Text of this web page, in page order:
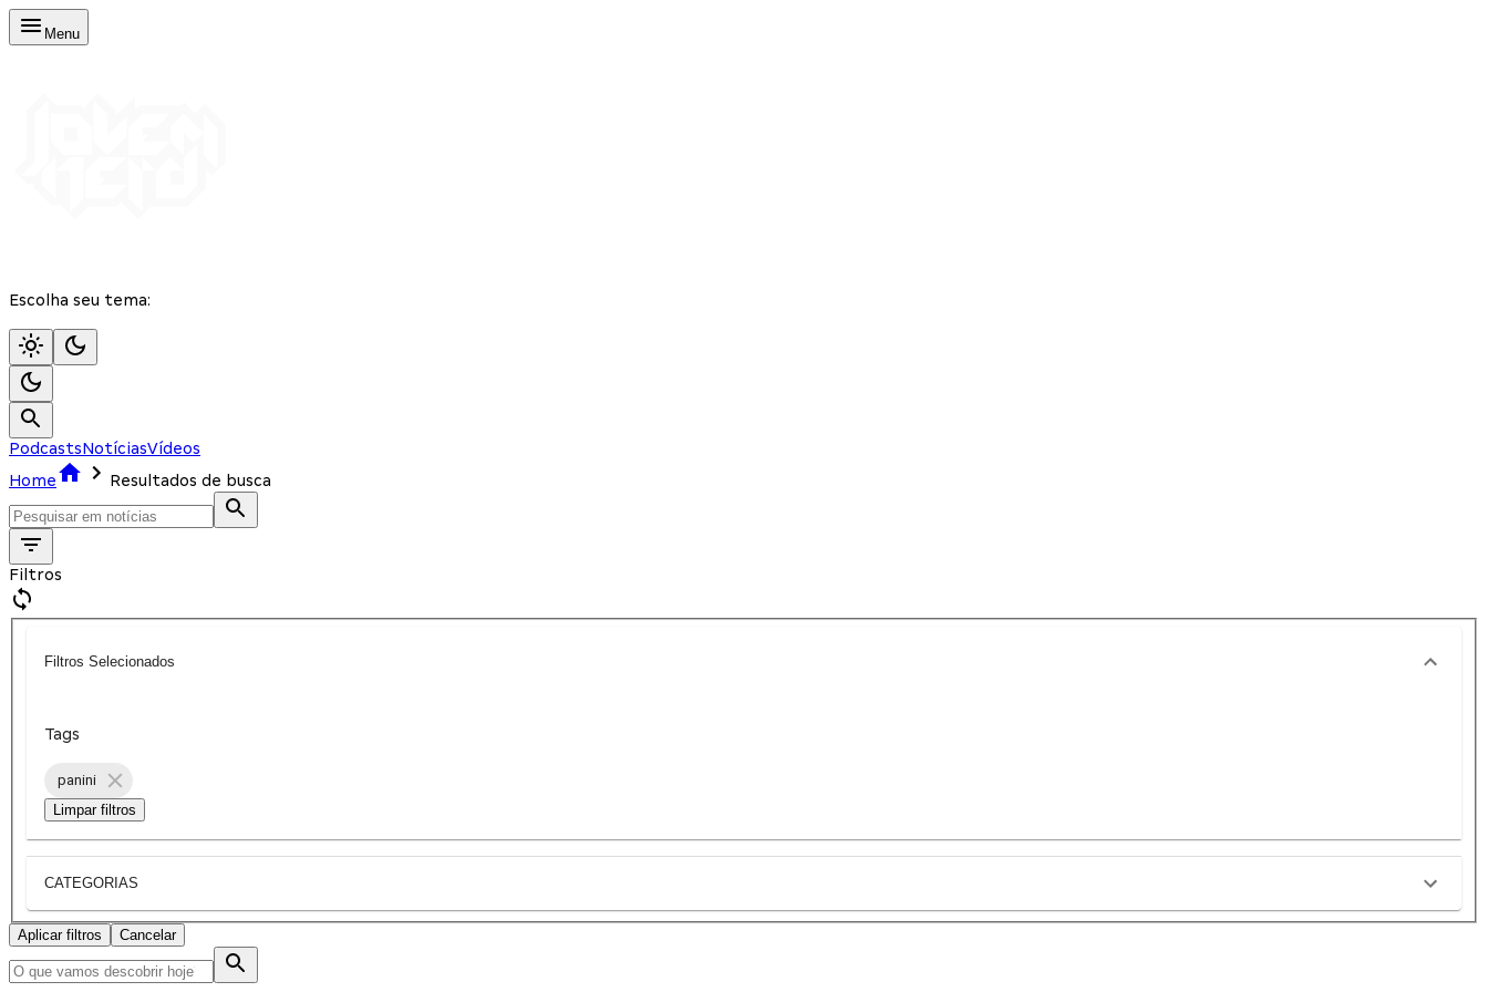
Menu
Escolha seu tema:
PodcastsNotíciasVídeos
Home
Resultados de busca
Filtros
Filtros Selecionados
Tags
panini
Limpar filtros
CATEGORIAS
Aplicar filtros Cancelar